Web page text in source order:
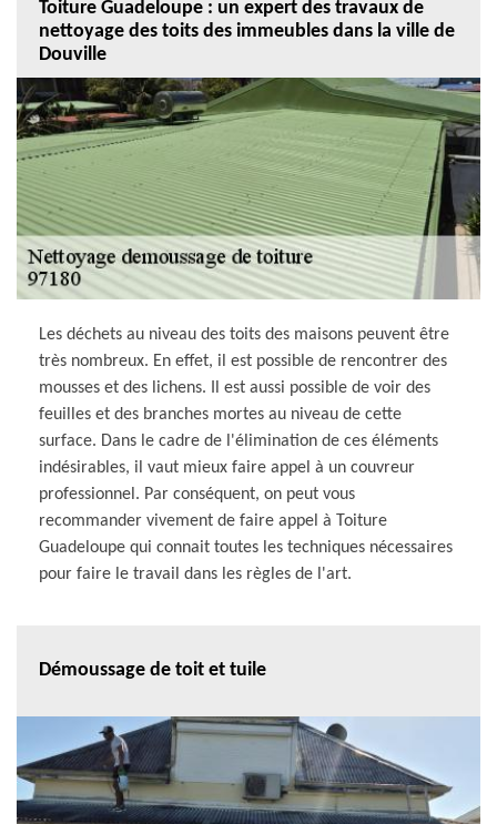
Toiture Guadeloupe : un expert des travaux de
nettoyage des toits des immeubles dans la ville de
Douville
Les déchets au niveau des toits des maisons peuvent être
très nombreux. En effet, il est possible de rencontrer des
mousses et des lichens. Il est aussi possible de voir des
feuilles et des branches mortes au niveau de cette
surface. Dans le cadre de l'élimination de ces éléments
indésirables, il vaut mieux faire appel à un couvreur
professionnel. Par conséquent, on peut vous
recommander vivement de faire appel à Toiture
Guadeloupe qui connait toutes les techniques nécessaires
pour faire le travail dans les règles de l'art.
Démoussage de toit et tuile